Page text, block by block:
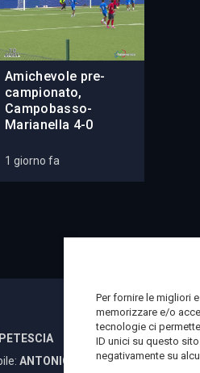
Per fornire le migliori
memorizzare e/o
tecnologie ci
ID unici su questo
negativamente su
Amichevole pre-
campionato,
Campobasso-
Marianella 4-0
1 giorno fa
ANTONIO DI LALLO